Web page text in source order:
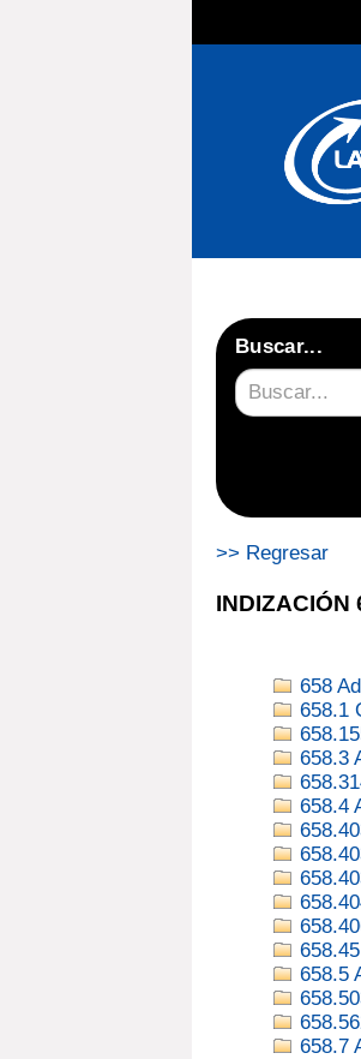
Buscar...
>> Regresar
INDIZACIÓN
658
658.1
658.3
658.4
658.5
658.7